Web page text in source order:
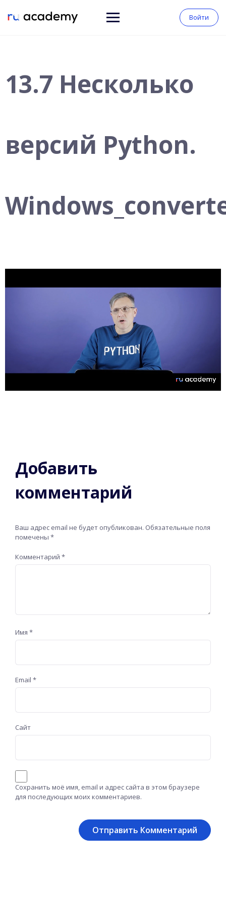
Войти
13.7 Несколько
версий Python.
Добавить
комментарий
Ваш адрес email не будет опубликован. Обязательные поля
помечены *
Комментарий *
Имя *
Email *
Сайт
Сохранить моё имя, email и адрес сайта в этом браузере
для последующих моих комментариев.